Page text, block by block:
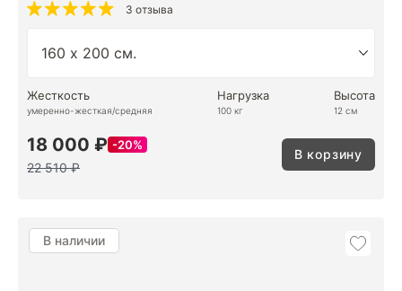
3 отзыва
Жесткость
умеренно-жесткая/средняя
Нагрузка
100 кг
Высота
12 см
18 000 ₽ 20%
22 510 ₽
В корзину
В наличии